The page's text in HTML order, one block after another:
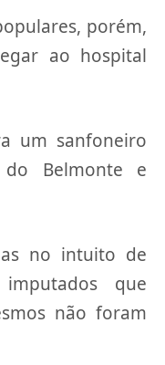
porém,
ao hospital
um sanfoneiro
do Belmonte e
no intuito de
que
não foram